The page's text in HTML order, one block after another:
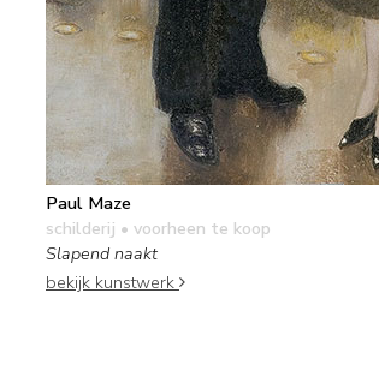
Paul Maze
schilderij • voorheen te koop
Slapend naakt
bekijk kunstwerk